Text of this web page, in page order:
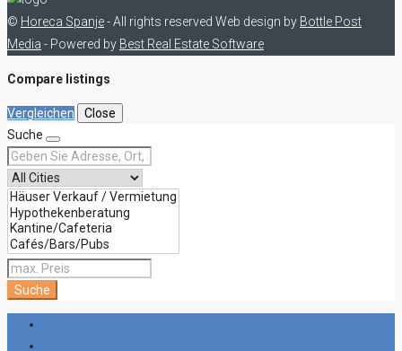
© Horeca Spanje- All rights reserved Web design by Bottle Post
Media - Powered by Best Real Estate Software
Compare listings
Vergleichen
Close
Suche
Suche